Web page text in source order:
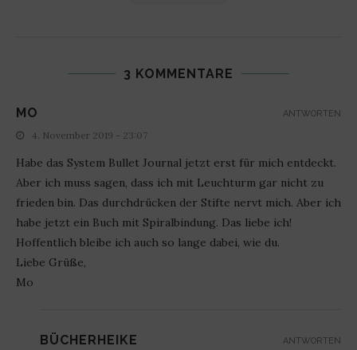
3 KOMMENTARE
MO
4. November 2019 - 23:07
Habe das System Bullet Journal jetzt erst für mich entdeckt.
Aber ich muss sagen, dass ich mit Leuchturm gar nicht zu
frieden bin. Das durchdrücken der Stifte nervt mich. Aber ich
habe jetzt ein Buch mit Spiralbindung. Das liebe ich!
Hoffentlich bleibe ich auch so lange dabei, wie du.
Liebe Grüße,
Mo
ANTWORTEN
BÜCHERHEIKE ANTWORTEN